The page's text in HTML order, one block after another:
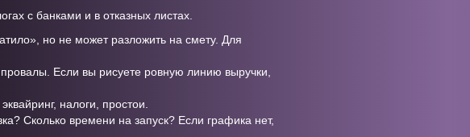
с банками и в отказных листах.
но не может разложить на смету. Для
Если вы рисуете ровную линию выручки,
налоги, простои.
Сколько времени на запуск? Если графика нет,